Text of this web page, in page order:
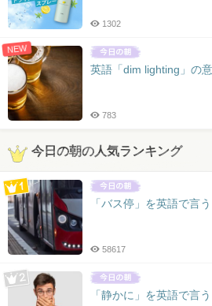
1302
NEW
英語「dim lighting」の
783
今日の朝の人気ランキング
「バス停」を英語で言
58617
「静かに」を英語で言